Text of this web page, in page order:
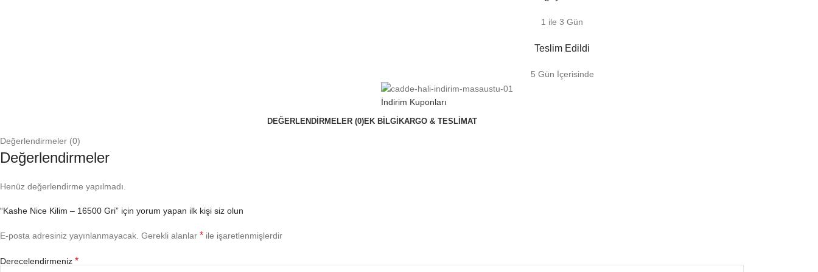
1 ile 3 Gün
Teslim Edildi
5 Gün İçerisinde
İndirim Kuponları
DEĞERLENDIRMELER (0)EK BILGI KARGO & TESLİMAT
Değerlendirmeler (0)
Değerlendirmeler
Henüz değerlendirme yapılmadı.
“Kashe Nice Kilim – 16500 Gri” için yorum yapan ilk kişi siz olun
E-posta adresiniz yayınlanmayacak. Gerekli alanlar * ile işaretlenmişlerdir
Derecelendirmeniz *